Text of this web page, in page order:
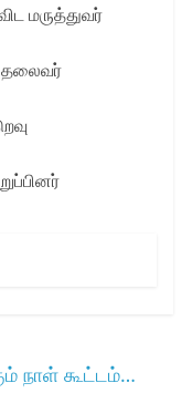
மருத்துவர்‌
தலைவர்‌
நாள்‌ கூட்டம்…